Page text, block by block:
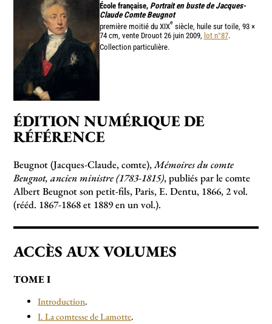
École française, Portrait en buste de Jacques-
Claude Comte Beugnot
première moitié du XIXesiècle, huile sur toile, 93 ×
74 cm, vente Drouot 26 juin 2009, lot n°87.
Collection particulière.
ÉDITION NUMÉRIQUE DE
RÉFÉRENCE
Beugnot (Jacques-Claude, comte),Mémoires du comte
Beugnot, ancien ministre (1783-1815), publiés par le comte
Albert Beugnot son petit-fils, Paris, E. Dentu, 1866, 2 vol.
(rééd. 1867-1868 et 1889 en un vol.).
ACCÈS AUX VOLUMES
TOME I
Introduction.
I. La comtesse de Lamotte.